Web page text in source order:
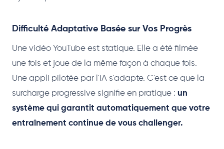
Difficulté Adaptative Basée sur Vos Progrès
Une vidéo YouTube est statique. Elle a été filmée
une fois et joue de la même façon à chaque fois.
Une appli pilotée par l'IA s'adapte. C'est ce que la
surcharge progressive signifie en pratique : un
système qui garantit automatiquement que votre
entraînement continue de vous challenger.